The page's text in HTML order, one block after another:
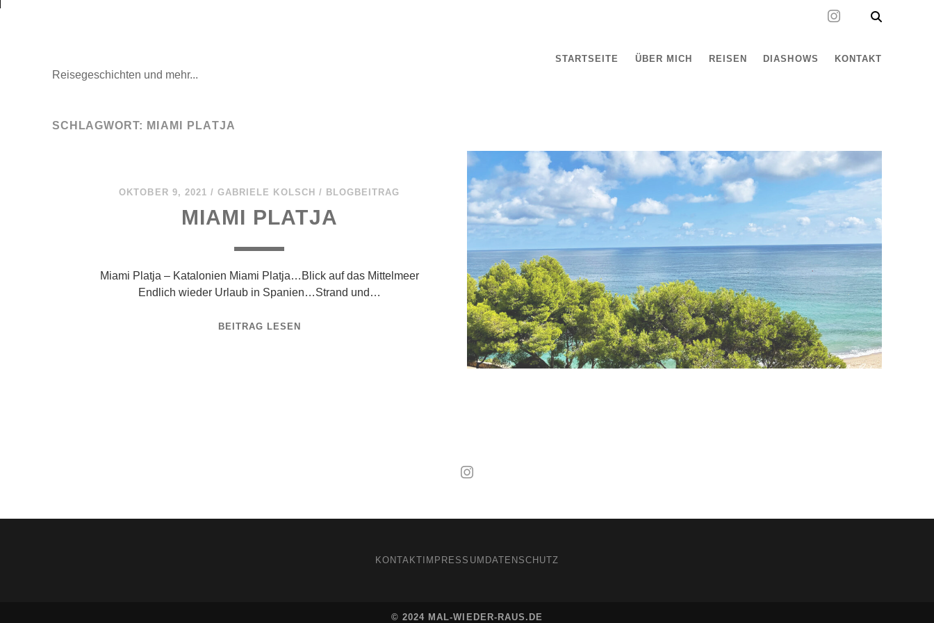
Reisegeschichten und mehr...
STARTSEITE ÜBER MICH REISEN DIASHOWS KONTAKT
SCHLAGWORT: MIAMI PLATJA
OKTOBER 9, 2021 /GABRIELE KOLSCH / BLOGBEITRAG
MIAMI PLATJA
Miami Platja – Katalonien Miami Platja…Blick auf das Mittelmeer
Endlich wieder Urlaub in Spanien…Strand und…
BEITRAG LESEN
KONTAKT IMPRESSUM DATENSCHUTZ
© 2024 MAL-WIEDER-RAUS.DE